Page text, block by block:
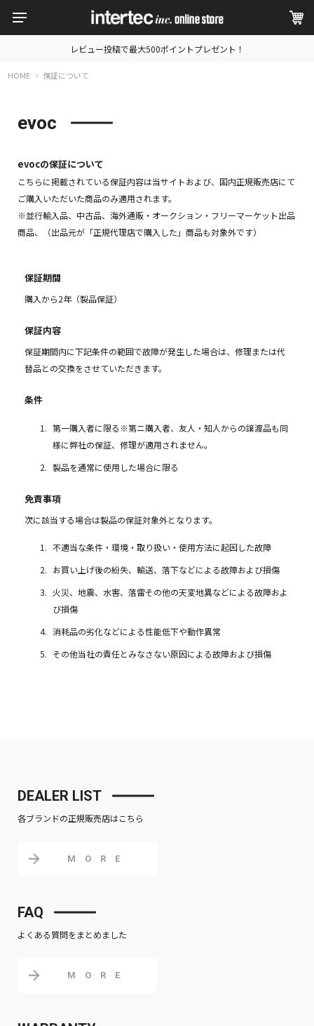
レビュー投稿で最大500ポイントプレゼント！
HOME 保証について
evoc
evocの保証について
こちらに掲載されている保証内容は当サイトおよび、国内正規販売店にて
ご購入いただいた商品のみ適用されます。
※並行輸入品、中古品、海外通販・オークション・フリーマーケット出品
商品、（出品元が「正規代理店で購入した」商品も対象外です）
保証期間
購入から2年（製品保証）
保証内容
保証期間内に下記条件の範囲で故障が発生した場合は、修理または代
替品との交換をさせていただきます。
条件
第一購入者に限る※第ニ購入者、友人・知人からの譲渡品も同
様に弊社の保証、修理が適用されません。
製品を通常に使用した場合に限る
免責事項
次に該当する場合は製品の保証対象外となります。
不適当な条件・環境・取り扱い・使用方法に起因した故障
お買い上げ後の紛失、輸送、落下などによる故障および損傷
火災、地震、水害、落雷その他の天変地異などによる故障およ
び損傷
消耗品の劣化などによる性能低下や動作異常
その他当社の責任とみなさない原因による故障および損傷
DEALER LIST
各ブランドの正規販売店はこちら
MORE
FAQ
よくある質問をまとめました
MORE